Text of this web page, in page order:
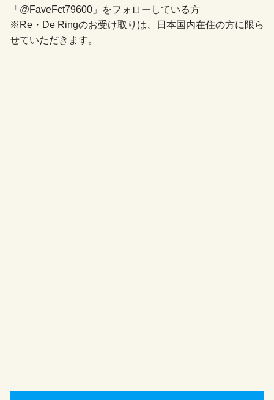
「@FaveFct79600」をフォローしている方
※Re・De Ringのお受け取りは、日本国内在住の方に限ら
せていただきます。